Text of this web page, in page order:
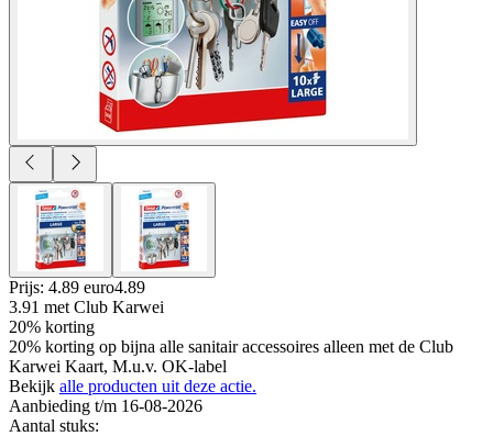
Prijs: 4.89 euro4.89
3.91 met Club Karwei
20% korting
20% korting op bijna alle sanitair accessoires alleen met de Club
Karwei Kaart, M.u.v. OK-label
Bekijk alle producten uit deze actie.
Aanbieding t/m 16-08-2026
Aantal stuks: